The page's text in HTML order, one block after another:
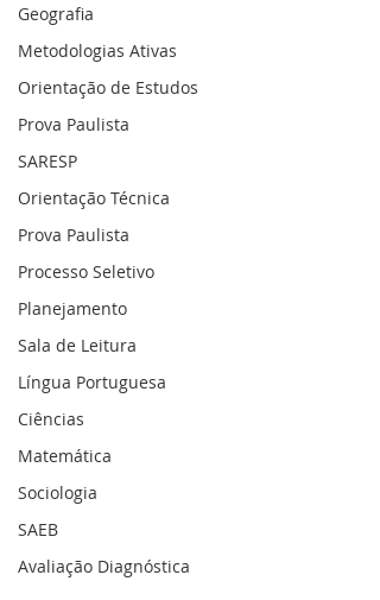
Geografia
Metodologias Ativas
Orientação de Estudos
Prova Paulista
SARESP
Orientação Técnica
Prova Paulista
Processo Seletivo
Planejamento
Sala de Leitura
Língua Portuguesa
Ciências
Matemática
Sociologia
SAEB
Avaliação Diagnóstica